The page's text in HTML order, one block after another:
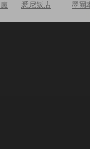
里約熱內盧飯店 悉尼飯店 墨爾